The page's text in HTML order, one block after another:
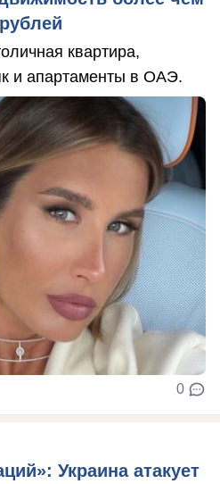
квартира,
и апартаменты в ОАЭ.
0
Украина атакует